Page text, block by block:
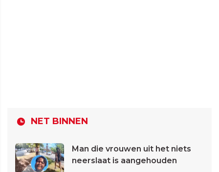
NET BINNEN
Man die vrouwen uit het niets
neerslaat is aangehouden